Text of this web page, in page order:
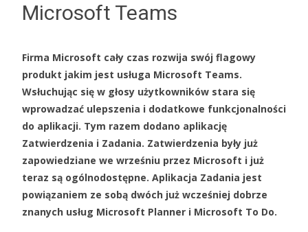
Microsoft Teams
Firma Microsoft cały czas rozwija swój flagowy
produkt jakim jest usługa Microsoft Teams.
Wsłuchując się w głosy użytkowników stara się
wprowadzać ulepszenia i dodatkowe funkcjonalności
do aplikacji. Tym razem dodano aplikację
Zatwierdzenia i Zadania. Zatwierdzenia były już
zapowiedziane we wrześniu przez Microsoft i już
teraz są ogólnodostępne. Aplikacja Zadania jest
powiązaniem ze sobą dwóch już wcześniej dobrze
znanych usług Microsoft Planner i Microsoft To Do.